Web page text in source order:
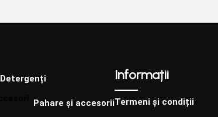
Detergenți
Pahare și accesorii
Informații
Termeni și condiții